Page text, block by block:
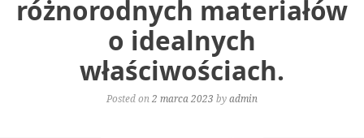
różnorodnych materiałów
o idealnych
właściwościach.
Posted on 2 marca 2023 byadmin